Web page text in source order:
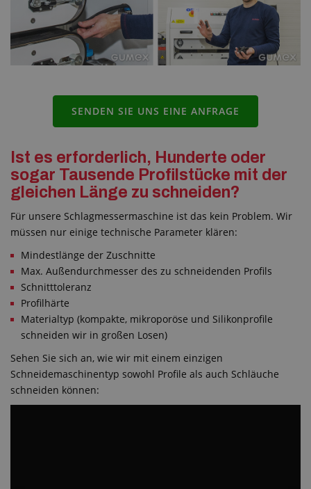
SENDEN SIE UNS EINE ANFRAGE
Ist es erforderlich, Hunderte oder
sogar Tausende Profilstücke mit der
gleichen Länge zu schneiden?
Für unsere Schlagmessermaschine ist das kein Problem. Wir
müssen nur einige technische Parameter klären:
Mindestlänge der Zuschnitte
Max. Außendurchmesser des zu schneidenden Profils
Schnitttoleranz
Profilhärte
Materialtyp (kompakte, mikroporöse und Silikonprofile
schneiden wir in großen Losen)
Sehen Sie sich an, wie wir mit einem einzigen
Schneidemaschinentyp sowohl Profile als auch Schläuche
schneiden können: